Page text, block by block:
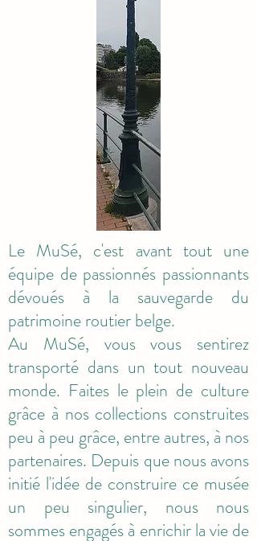
Le MuSé, c'est avant tout une
équipe de passionnés passionnants
dévoués à la sauvegarde du
patrimoine routier belge.
Au MuSé, vous vous sentirez
transporté dans un tout nouveau
monde. Faites le plein de culture
grâce à nos collections construites
peu à peu grâce, entre autres, à nos
partenaires. Depuis que nous avons
initié l'idée de construire ce musée
un peu singulier, nous nous
sommes engagés à enrichir la vie de